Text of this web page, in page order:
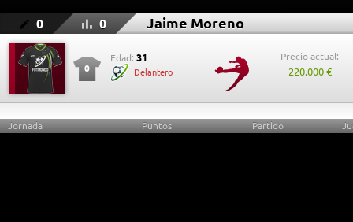
0 0 Jaime Moreno
0
Edad: 31
Delantero
Precio actual:
220.000 €
Jornada Puntos Partido